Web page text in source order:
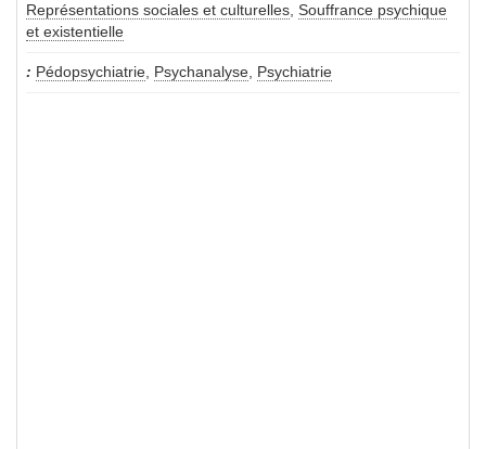
Représentations sociales et culturelles Souffrance psychique
et existentielle
Pédopsychiatrie Psychanalyse Psychiatrie